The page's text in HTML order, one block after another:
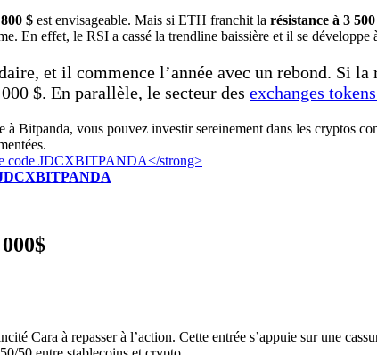
$ est envisageable. Mais si ETH franchit la résistance à 3
En effet, le RSI a cassé la trendline baissière et il se développe
et il commence l’année avec un rebond. Si la
$. En parallèle, le secteur des exchanges
Bitpanda, vous pouvez investir sereinement dans les cryptos
JDCXBITPANDA
Cara à repasser à l’action. Cette entrée s’appuie sur une